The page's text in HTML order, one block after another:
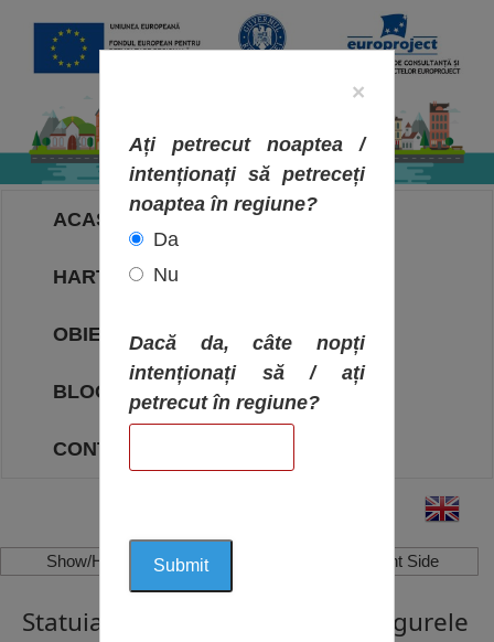
ACASA
HARTA OBIECTIVELOR
OBIECTIVE
BLOG
CONTACT
Show/Hide Left Side Show/Hide Right Side
Statuia Dorobanțului, Turnu Măgurele
×
Ați petrecut noaptea /
intenționați să petreceți
noaptea în regiune?
Da
Nu
Dacă da, câte nopți
intenționați să / ați
petrecut în regiune?